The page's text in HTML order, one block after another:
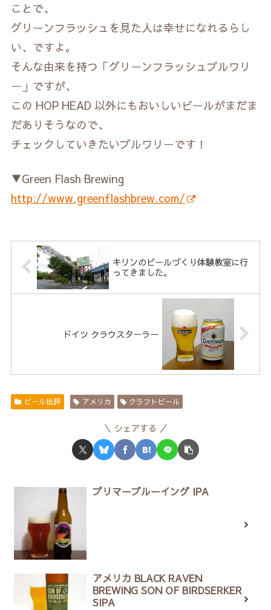
ことで、
グリーンフラッシュを見た人は幸せになれるらし
い、ですよ。
そんな由来を持つ「グリーンフラッシュブルワリ
ー」ですが、
この HOP HEAD 以外にもおいしいビールがまだま
だありそうなので、
チェックしていきたいブルワリーです！
▼Green Flash Brewing
http://www.greenflashbrew.com/
キリンのビールづくり体験教室に行
ってきました。
ドイツ クラウスターラー
ビール批評 アメリカ クラフトビール
シェアする
ブリマーブルーイング IPA
アメリカ BLACK RAVEN
BREWING SON OF BIRDSERKER
SIPA